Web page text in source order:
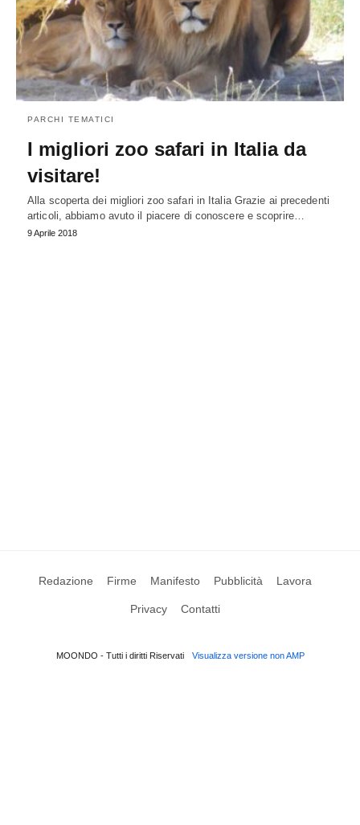
PARCHI TEMATICI
I migliori zoo safari in Italia da
visitare!
Alla scoperta dei migliori zoo safari in Italia Grazie ai precedenti
articoli, abbiamo avuto il piacere di conoscere e scoprire…
9 Aprile 2018
Redazione Firme Manifesto Pubblicità Lavora
Privacy Contatti
MOONDO - Tutti i diritti Riservati Visualizza versione non AMP